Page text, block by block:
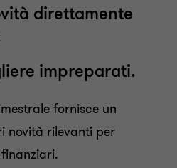
direttamente
impreparati.
fornisce un
novità rilevanti per